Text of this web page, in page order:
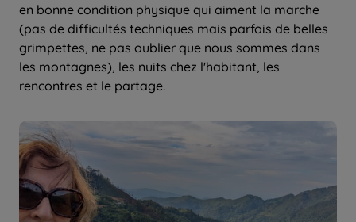
en bonne condition physique qui aiment la marche
(pas de difficultés techniques mais parfois de belles
grimpettes, ne pas oublier que nous sommes dans
les montagnes), les nuits chez l'habitant, les
rencontres et le partage.